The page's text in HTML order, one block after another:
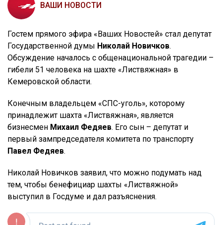
ВАШИ НОВОСТИ
Гостем прямого эфира «Ваших Новостей» стал депутат
Государственной думы Николай Новичков.
Обсуждение началось с общенациональной трагедии –
гибели 51 человека на шахте «Листвяжная» в
Кемеровской области.
Конечным владельцем «СПС-уголь», которому
принадлежит шахта «Листвяжная», является
бизнесмен Михаил Федяев. Его сын – депутат и
первый зампредседателя комитета по транспорту
Павел Федяев.
Николай Новичков заявил, что можно подумать над
тем, чтобы бенефициар шахты «Листвяжной»
выступил в Госдуме и дал разъяснения.